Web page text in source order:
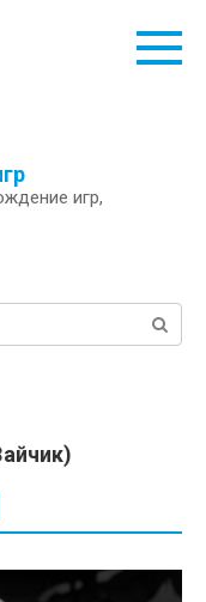
игр,